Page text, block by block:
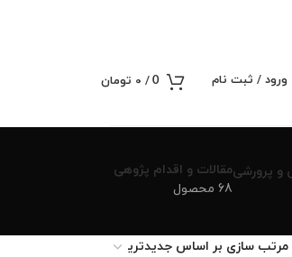
ورود / ثبت نام 0
/
0 تومان
و پرورشیمقالات و اقدام پژوهی
68 محصول